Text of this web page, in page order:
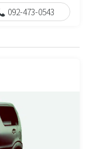
092-473-0543